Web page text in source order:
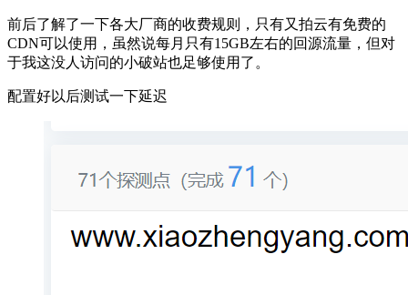
前后了解了一下各大厂商的收费规则，只有又拍云有免费的
CDN可以使用，虽然说每月只有15GB左右的回源流量，但对
于我这没人访问的小破站也足够使用了。
配置好以后测试一下延迟